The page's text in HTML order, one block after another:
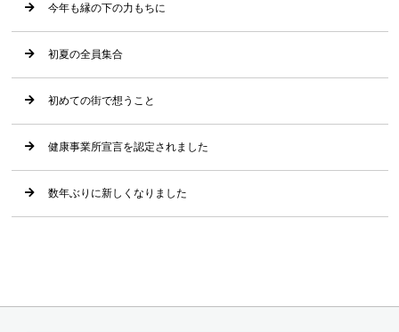
今年も縁の下の力もちに
初夏の全員集合
初めての街で想うこと
健康事業所宣言を認定されました
数年ぶりに新しくなりました